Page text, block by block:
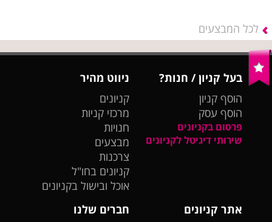
לכל המבצעים
בעל קניון / חנות?
הוסף קניון
הוסף עסק
פרסום בקניונים
שירותי דיגיטל לקניונים
ניווט מהיר
קניונים
מרכזי קניות
חנויות
מבצעים
צרכנות
קניונים בחו"ל
אוכל ובישול בקניונים
אתר קניונים
חברים שלנו